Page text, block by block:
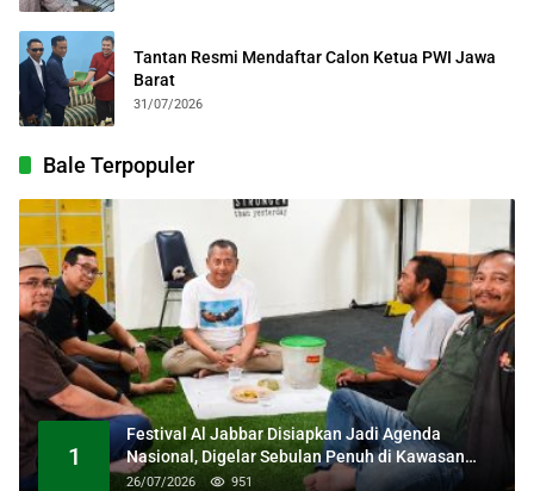
Tantan Resmi Mendaftar Calon Ketua PWI Jawa
Barat
31/07/2026
Bale Terpopuler
1
Festival Al Jabbar Disiapkan Jadi Agenda
Nasional, Digelar Sebulan Penuh di Kawasan
Masjid Raya Al Jabbar
26/07/2026 951